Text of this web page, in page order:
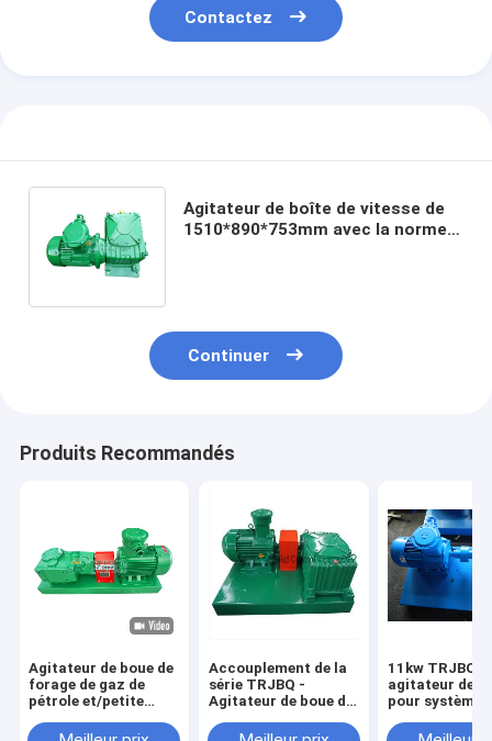
Contactez
Agitateur de boîte de vitesse de
1510*890*753mm avec la norme
Continuer
Produits Recommandés
Agitateur de boue de
forage de gaz de
pétrole et/petite
sans machine de
Accouplement de la
série TRJBQ -
Agitateur de boue de
pour
11kw
agitateur de
pour système
forage de